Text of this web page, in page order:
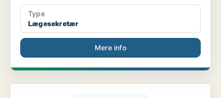
Type
Lægesekretær
Mere info